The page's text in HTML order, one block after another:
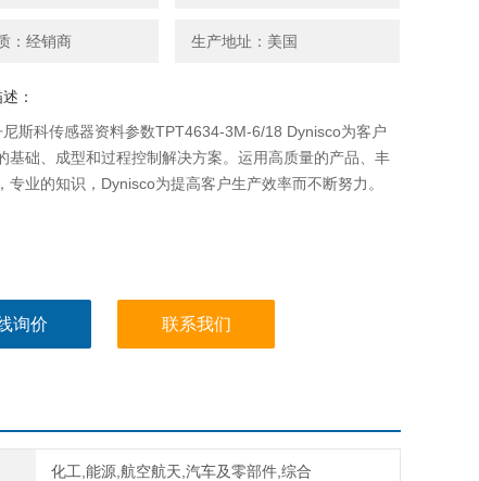
：经销商 生产地址：美国
：
尼斯科传感器资料参数TPT4634-3M-6/18 Dynisco为客户
基础、成型和过程控制解决方案。运用高质量的产品、丰
专业的知识，Dynisco为提高客户生产效率而不断努力。
询价 联系我们
化工,能源,航空航天,汽车及零部件,综合